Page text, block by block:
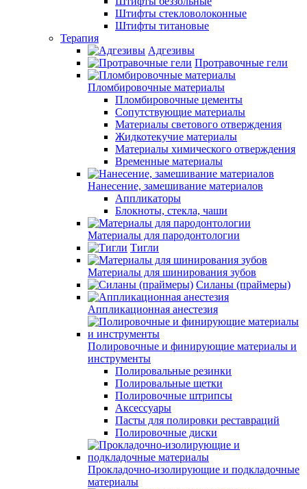
Штифты стекловолоконные
Штифты титановые
Терапия
Адгезивы
Протравочные гели
Пломбировочные материалы
Пломбировочные цементы
Сопутствующие материалы
Материалы светового отверждения
Жидкотекучие материалы
Материалы химического отверждения
Временные материалы
Нанесение, замешивание материалов
Аппликаторы
Блокноты, стекла, чаши
Материалы для пародонтологии
Тигли
Материалы для шинирования зубов
Силаны (праймеры)
Аппликационная анестезия
Полировочные и финирующие материалы и
инструменты
Полировальные резинки
Полировальные щетки
Полировочные штрипсы
Аксессуары
Пасты для полировки реставраций
Полировочные диски
Прокладочно-изолирующие и подкладочные
материалы